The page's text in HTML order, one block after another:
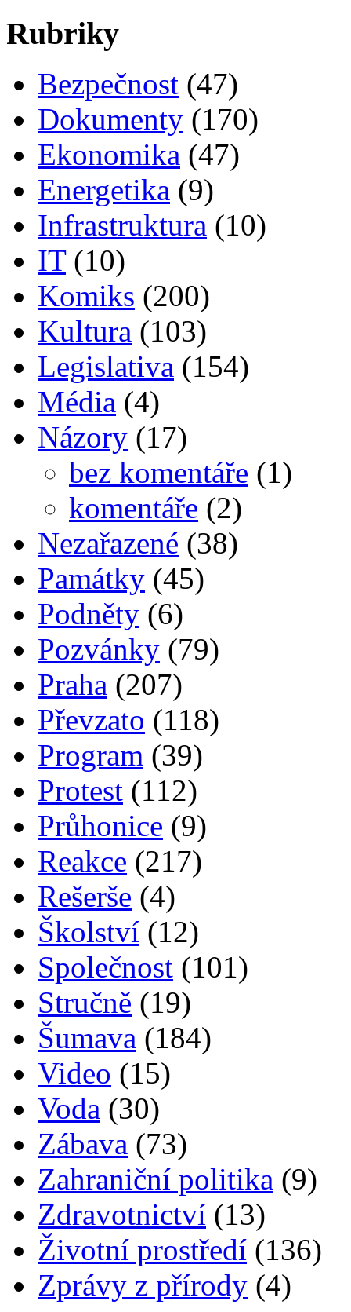
Rubriky
Bezpečnost (47)
Dokumenty (170)
Ekonomika (47)
Energetika (9)
Infrastruktura (10)
IT(10)
Komiks (200)
Kultura (103)
Legislativa (154)
Média (4)
Názory (17)
bez komentáře (1)
komentáře (2)
Nezařazené (38)
Památky (45)
Podněty (6)
Pozvánky (79)
Praha (207)
Převzato (118)
Program (39)
Protest (112)
Průhonice (9)
Reakce (217)
Rešerše (4)
Školství (12)
Společnost (101)
Stručně (19)
Šumava (184)
Video (15)
Voda (30)
Zábava (73)
Zahraniční politika (9)
Zdravotnictví (13)
Životní prostředí (136)
Zprávy z přírody (4)